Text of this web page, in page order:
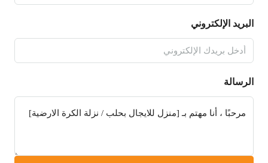
البريد الإلكتروني
الرسالة